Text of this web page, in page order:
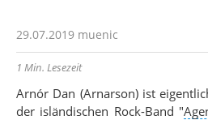
29.07.2019 muenic
1 Min. Lesezeit
Arnór Dan (Arnarson) ist
der isländischen Rock-Band "